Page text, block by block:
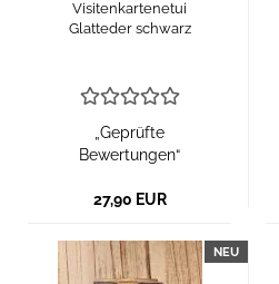
Visitenkartenetui
Glatteder schwarz
„Geprüfte
Bewertungen“
27,90 EUR
NEU